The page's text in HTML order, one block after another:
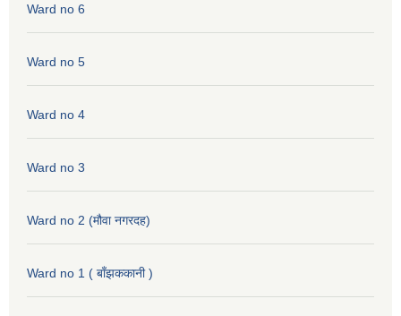
Ward no 6
Ward no 5
Ward no 4
Ward no 3
Ward no 2 (मौवा नगरदह)
Ward no 1 ( बाँझककानी )